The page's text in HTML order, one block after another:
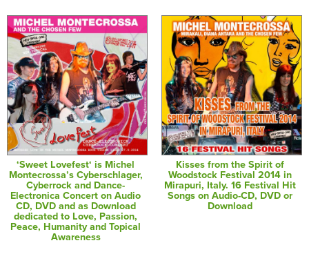
‘Sweet Lovefest‘ is Michel
Montecrossa’s Cyberschlager,
Cyberrock and Dance-
Electronica Concert on Audio
CD, DVD and as Download
dedicated to Love, Passion,
Peace, Humanity and Topical
Awareness
Kisses from the Spirit of
Woodstock Festival 2014 in
Mirapuri, Italy. 16 Festival Hit
Songs on Audio-CD, DVD or
Download